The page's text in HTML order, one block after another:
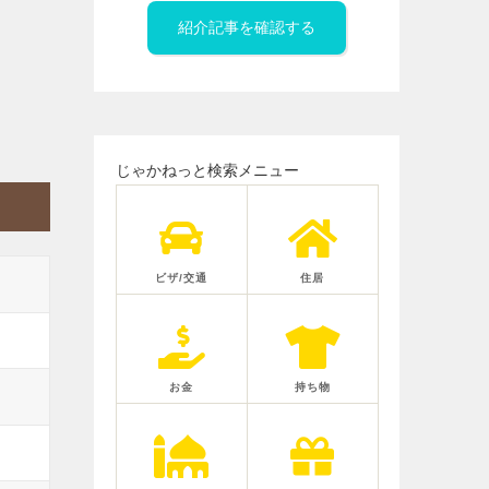
紹介記事を確認する
じゃかねっと検索メニュー
ビザ/交通 住居
お金 持ち物